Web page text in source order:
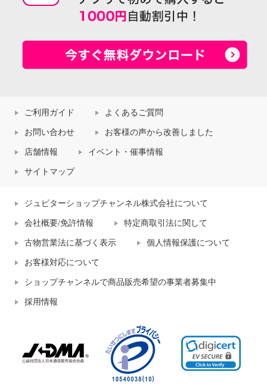
ご利用ガイド よくあるご質問
お問い合わせ お客様の声から改善しました
店舗情報 イベント・催事情報
サイトマップ
ジュピターショップチャンネル株式会社について
会社概要/免許情報 特定商取引法に関して
古物営業法に基づく表示 個人情報保護について
お客様対応について
ショップチャンネルで商品販売希望の事業者募集中
採用情報